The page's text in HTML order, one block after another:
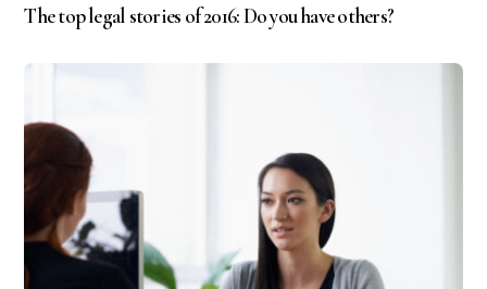
The top legal stories of 2016: Do you have others?